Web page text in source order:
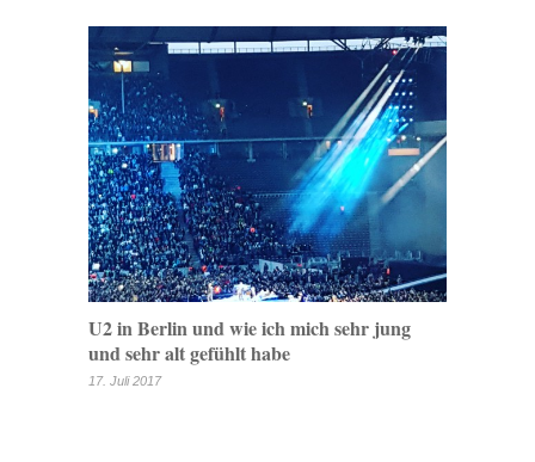
U2 in Berlin und wie ich mich sehr jung
und sehr alt gefühlt habe
17. Juli 2017